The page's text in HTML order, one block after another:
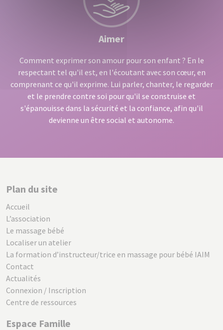
Aimer
Comment exprimer son amour pour son enfant ? En le
respectant tel qu'il est, en l'écoutant avec son cœur, en
comprenant ce qu'il exprime. Lui parler, chanter, le regarder
et le prendre contre soi pour qu'il se construise et
s'épanouisse dans la sécurité et la confiance, afin qu'il
devienne un être social et autonome.
Plan du site
Accueil
L’association
Le massage bébé
Localiser un atelier
La formation d’instructeur/trice en massage pour bébé IAIM
Contact
Actualités
Connexion / Inscription
Centre de ressources
Espace Famille